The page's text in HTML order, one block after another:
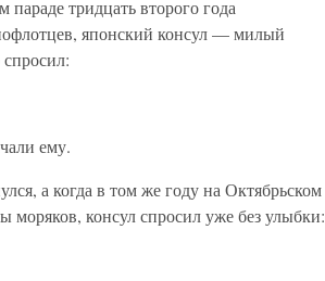
параде тридцать второго года
японский консул — милый
ему.
а когда в том же году на Октябрьском
моряков, консул спросил уже без улыбки: